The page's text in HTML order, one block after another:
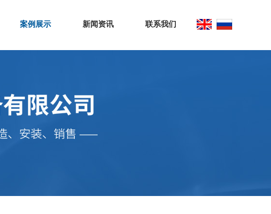
案例展示 新闻资讯 联系我们